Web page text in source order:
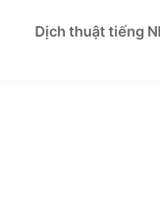
Dịch thuật tiếng